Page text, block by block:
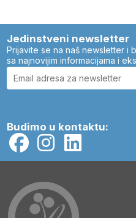
Jedinstveni newsletter
Prijavite se na naš newsletter i
sa najnovijim informacijama i
Budimo u kontaktu: